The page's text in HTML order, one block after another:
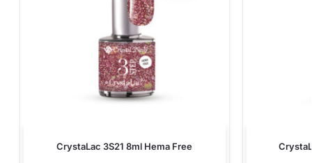
CrystaLac 3S21 8ml Hema Free